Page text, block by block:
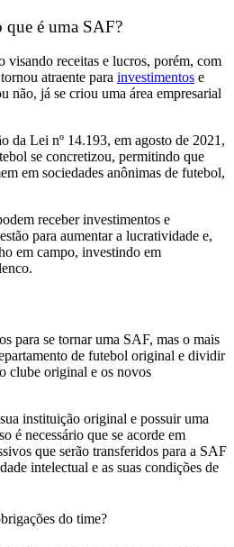
que é uma SAF?
receitas e lucros, porém, com
atraente para investimentos e
não, já se criou uma área empresarial
da Lei nº 14.193, em agosto de 2021,
se concretizou, permitindo que
em sociedades anônimas de futebol,
receber investimentos e
para aumentar a lucratividade e,
em campo, investindo em
para se tornar uma SAF, mas o mais
de futebol original e dividir
clube original e os novos
instituição original e possuir uma
é necessário que se acorde em
que serão transferidos para a SAF
intelectual e as suas condições de
do time?